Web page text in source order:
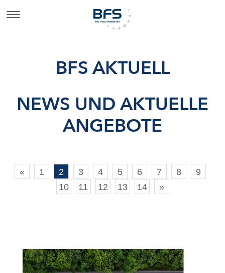
BFS AKTUELL
NEWS UND AKTUELLE
ANGEBOTE
« 1 2 3 4 5 6 7 8
9
10
11 12 13 14 »